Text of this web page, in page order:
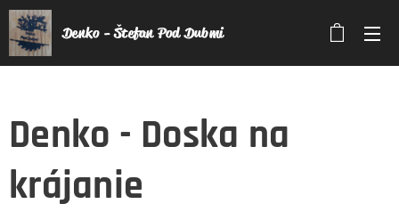
Denko - Štefan Pod Dubmi
Denko - Doska na
krájanie